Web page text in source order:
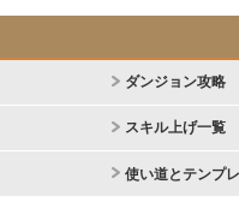
ダンジョン攻略
スキル上げ一覧
使い道とテンプレ